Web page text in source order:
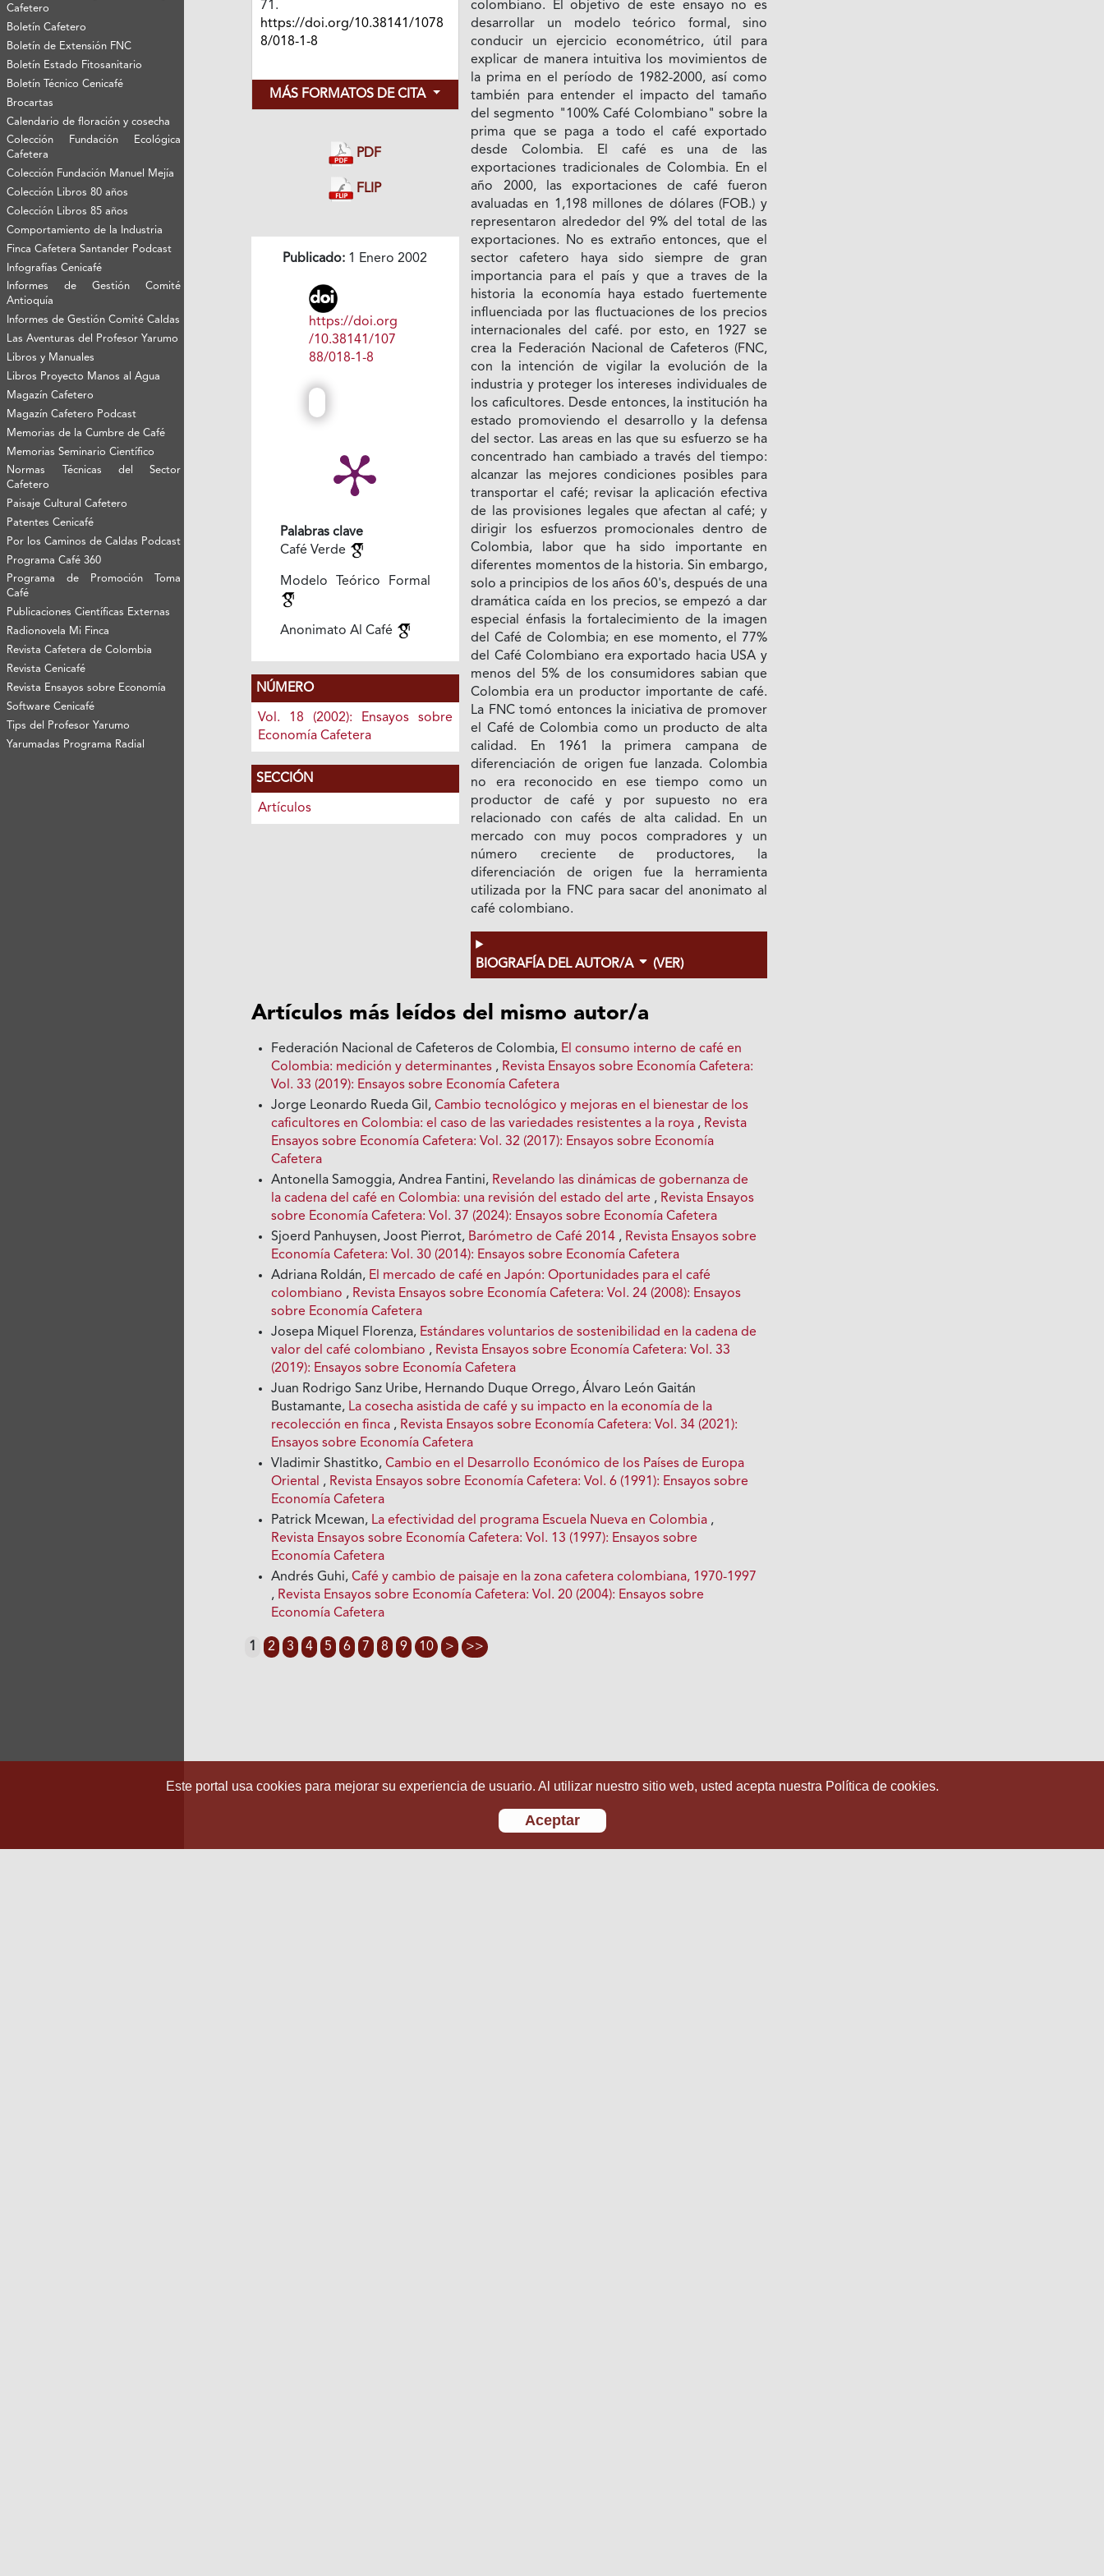
Cafetero
Boletín Cafetero
Boletín de Extensión FNC
Boletín Estado Fitosanitario
Boletín Técnico Cenicafé
Brocartas
Calendario de floración y cosecha
Colección Fundación Ecológica
Cafetera
Colección Fundación Manuel Mejía
Colección Libros 80 años
Colección Libros 85 años
Comportamiento de la Industria
Finca Cafetera Santander Podcast
Infografías Cenicafé
Informes de Gestión Comité
Antioquía
Informes de Gestión Comité Caldas
Las Aventuras del Profesor Yarumo
Libros y Manuales
Libros Proyecto Manos al Agua
Magazín Cafetero
Magazín Cafetero Podcast
Memorias de la Cumbre de Café
Memorias Seminario Científico
Normas Técnicas del Sector
Cafetero
Paisaje Cultural Cafetero
Patentes Cenicafé
Por los Caminos de Caldas Podcast
Programa Café 360
Programa de Promoción Toma
Café
Publicaciones Científicas Externas
Radionovela Mi Finca
Revista Cafetera de Colombia
Revista Cenicafé
Revista Ensayos sobre Economía
Software Cenicafé
Tips del Profesor Yarumo
Yarumadas Programa Radial
71.
https://doi.org/10.38141/1078
8/018-1-8
MÁS FORMATOS DE CITA
PDF
FLIP
Publicado: 1 Enero 2002
https://doi.org
/10.38141/107
88/018-1-8
Palabras clave
Café Verde
Modelo Teórico Formal
Anonimato Al Café
NÚMERO
Vol. 18 (2002): Ensayos sobre
Economía Cafetera
SECCIÓN
Artículos
colombiano. El objetivo de este ensayo no es
desarrollar un modelo teórico formal, sino
conducir un ejercicio econométrico, útil para
explicar de manera intuitiva los movimientos de
la prima en el período de 1982-2000, así como
también para entender el impacto del tamaño
del segmento "100% Café Colombiano" sobre Ia
prima que se paga a todo el café exportado
desde Colombia. El café es una de las
exportaciones tradicionales de Colombia. En el
año 2000, las exportaciones de café fueron
avaluadas en 1,198 millones de dólares (FOB.) y
representaron alrededor del 9% del total de las
exportaciones. No es extraño entonces, que el
sector cafetero haya sido siempre de gran
importancia para el país y que a traves de Ia
historia Ia economía haya estado fuertemente
influenciada por las fluctuaciones de los precios
internacionales del café. por esto, en 1927 se
crea Ia Federación Nacional de Cafeteros (FNC,
con Ia intención de vigilar Ia evolución de la
industria y proteger los intereses individuales de
los caficultores. Desde entonces, la institución ha
estado promoviendo el desarrollo y la defensa
del sector. Las areas en las que su esfuerzo se ha
concentrado han cambiado a través del tiempo:
alcanzar las mejores condiciones posibles para
transportar el café; revisar Ia aplicación efectiva
de las provisiones legales que afectan al café; y
dirigir los esfuerzos promocionales dentro de
Colombia, labor que ha sido importante en
diferentes momentos de la historia. Sin embargo,
solo a principios de los años 60's, después de una
dramática caída en los precios, se empezó a dar
especial énfasis la fortalecimiento de Ia imagen
del Café de Colombia; en ese momento, el 77%
del Café Colombiano era exportado hacia USA y
menos del 5% de los consumidores sabian que
Colombia era un productor importante de café.
La FNC tomó entonces Ia iniciativa de promover
el Café de Colombia como un producto de alta
calidad. En 1961 Ia primera campana de
diferenciación de origen fue lanzada. Colombia
no era reconocido en ese tiempo como un
productor de café y por supuesto no era
relacionado con cafés de alta calidad. En un
mercado con muy pocos compradores y un
número creciente de productores, la
diferenciación de origen fue Ia herramienta
utilizada por Ia FNC para sacar del anonimato al
café colombiano.
BIOGRAFÍA DEL AUTOR/A (VER)
Artículos más leídos del mismo autor/a
Federación Nacional de Cafeteros de Colombia, El consumo interno de café en
Colombia: medición y determinantes , Revista Ensayos sobre Economía Cafetera:
Vol. 33 (2019): Ensayos sobre Economía Cafetera
Jorge Leonardo Rueda Gil,Cambio tecnológico y mejoras en el bienestar de los
caficultores en Colombia: el caso de las variedades resistentes a la roya , Revista
Ensayos sobre Economía Cafetera: Vol. 32 (2017): Ensayos sobre Economía
Cafetera
Antonella Samoggia, Andrea Fantini, Revelando las dinámicas de gobernanza de
la cadena del café en Colombia: una revisión del estado del arte , Revista Ensayos
sobre Economía Cafetera: Vol. 37 (2024): Ensayos sobre Economía Cafetera
Sjoerd Panhuysen, Joost Pierrot, Barómetro de Café 2014 , Revista Ensayos sobre
Economía Cafetera: Vol. 30 (2014): Ensayos sobre Economía Cafetera
Adriana Roldán, El mercado de café en Japón: Oportunidades para el café
colombiano , Revista Ensayos sobre Economía Cafetera: Vol. 24 (2008): Ensayos
sobre Economía Cafetera
Josepa Miquel Florenza, Estándares voluntarios de sostenibilidad en la cadena de
valor del café colombiano , Revista Ensayos sobre Economía Cafetera: Vol. 33
(2019): Ensayos sobre Economía Cafetera
Juan Rodrigo Sanz Uribe, Hernando Duque Orrego, Álvaro León Gaitán
Bustamante, La cosecha asistida de café y su impacto en la economía de la
recolección en finca , Revista Ensayos sobre Economía Cafetera: Vol. 34 (2021):
Ensayos sobre Economía Cafetera
Vladimir Shastitko,Cambio en el Desarrollo Económico de los Países de Europa
Oriental , Revista Ensayos sobre Economía Cafetera: Vol. 6 (1991): Ensayos sobre
Economía Cafetera
Patrick Mcewan, La efectividad del programa Escuela Nueva en Colombia ,
Revista Ensayos sobre Economía Cafetera: Vol. 13 (1997): Ensayos sobre
Economía Cafetera
Andrés Guhi,Café y cambio de paisaje en la zona cafetera colombiana, 1970-1997
, Revista Ensayos sobre Economía Cafetera: Vol. 20 (2004): Ensayos sobre
Economía Cafetera
1 2 3 4 5 6 7 8 9 10 > >>
Este portal usa cookies para mejorar su experiencia de usuario. Al utilizar nuestro sitio web, usted acepta nuestra Política de cookies.
Aceptar